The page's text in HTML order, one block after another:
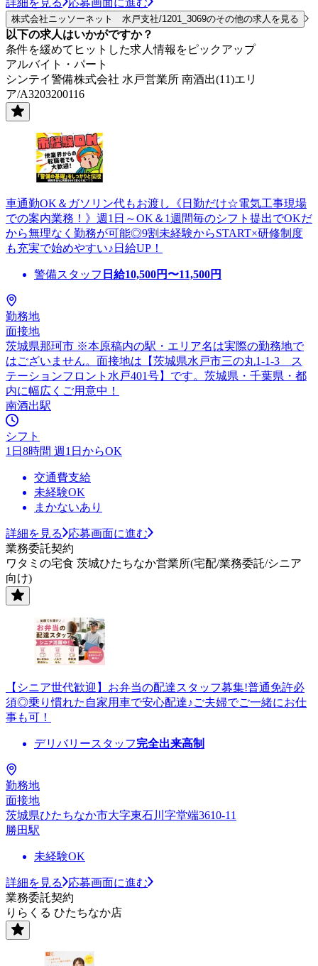
株式会社ニッソーネット 水戸支社/1201_3069のその他の求人を見る
以下の求人はいかがですか？
条件を緩めてヒットした求人情報をピックアップ
アルバイト・パート
シンテイ警備株式会社 水戸営業所 南酒出(11)エリ
ア/A3203200116
車通勤OK＆ガソリン代もお渡し《日勤だけ☆電気工事現場
での案内業務！》週1日～OK＆1週間毎のシフト提出でOKだ
から無理なく勤務が可能◎9割未経験からSTART×研修制度
も充実で始めやすい♪日給UP！
警備スタッフ 日給10,500円〜11,500円
勤務地
面接地
茨城県那珂市 ※本原稿内の駅・エリア名は実際の勤務地で
はございません。面接地は【茨城県水戸市三の丸1-1-3 ス
テーションフロント水戸401号】です。茨城県・千葉県・都
内に幅広くご用意中！
南酒出駅
シフト
1日8時間 週1日からOK
交通費支給
未経験OK
まかないあり
詳細を見る
応募画面に進む
業務委託契約
ワタミの宅食 茨城ひたちなか営業所(宅配/業務委託/シニア
向け)
【シニア世代歓迎】お弁当の配達スタッフ募集!普通免許必
須◎乗り慣れた自家用車で安心配達♪ご夫婦でご一緒にお仕
事も可！
デリバリースタッフ完全出来高制
勤務地
面接地
茨城県ひたちなか市大字東石川字堂端3610-11
勝田駅
未経験OK
詳細を見る
応募画面に進む
業務委託契約
りらくる ひたちなか店